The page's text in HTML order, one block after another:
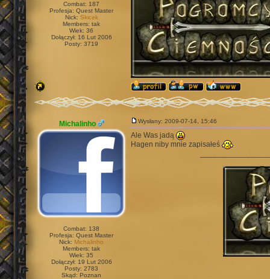
Combat: 187
Profesja: Quest Master
Nick: Skicek
Members: tak
Wiek: 36
Dołączył: 16 Lut 2006
Posty: 3719
Michalinho
Combat: 138
Profesja: Quest Master
Nick: Michalinho
Members: tak
Wiek: 35
Dołączył: 19 Lut 2006
Posty: 2783
Skąd: Poznan
Wysłany: 2009-07-14, 15:46
Ale Was jadą
Hagen niby mnie zapisałeś